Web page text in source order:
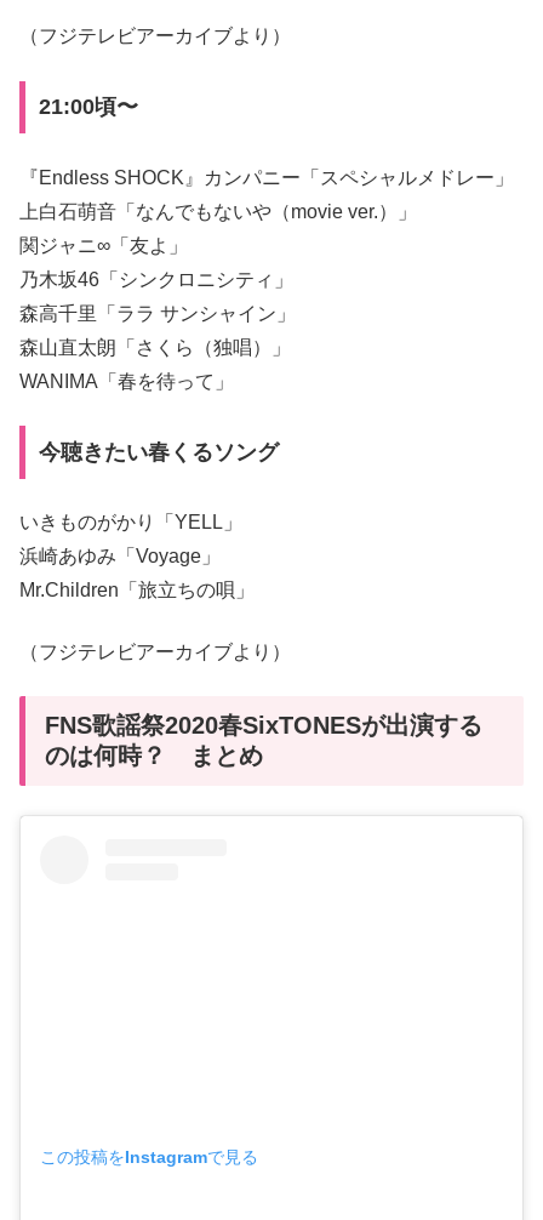
（フジテレビアーカイブより）
21:00頃〜
『Endless SHOCK』カンパニー「スペシャルメドレー」
上白石萌音「なんでもないや（movie ver.）」
関ジャニ∞「友よ」
乃木坂46「シンクロニシティ」
森高千里「ララ サンシャイン」
森山直太朗「さくら（独唱）」
WANIMA「春を待って」
今聴きたい春くるソング
いきものがかり「YELL」
浜崎あゆみ「Voyage」
Mr.Children「旅立ちの唄」
（フジテレビアーカイブより）
FNS歌謡祭2020春SixTONESが出演する
のは何時？ まとめ
この投稿をInstagramで見る